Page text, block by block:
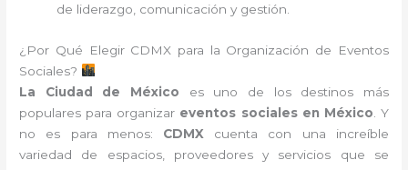
de liderazgo, comunicación y gestión.
¿Por Qué Elegir CDMX para la Organización de Eventos
Sociales?
La Ciudad de México es uno de los destinos más
populares para organizar eventos sociales en México . Y
no es para menos: CDMX cuenta con una increíble
variedad de espacios, proveedores y servicios que se